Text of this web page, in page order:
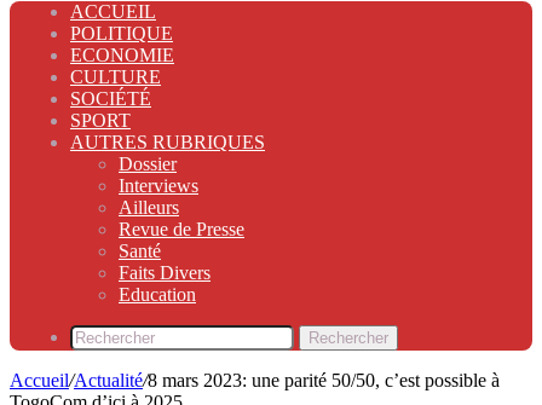
ACCUEIL
POLITIQUE
ECONOMIE
CULTURE
SOCIÉTÉ
SPORT
AUTRES RUBRIQUES
Dossier
Interviews
Ailleurs
Revue de Presse
Santé
Faits Divers
Education
Rechercher
Accueil/Actualité/8 mars 2023: une parité 50/50, c’est possible à